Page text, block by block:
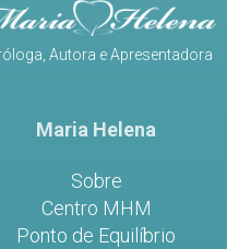
Autora e Apresentadora
Maria Helena
Sobre
Centro MHM
Ponto de Equilíbrio